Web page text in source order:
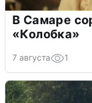
В Самаре
«Колобка»
7 августа 1